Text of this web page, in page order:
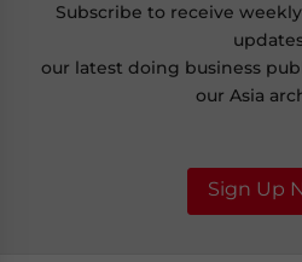
Subscribe to receive
our latest doing business
our Asia
Sign Up